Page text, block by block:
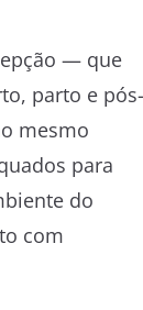
— que
parto e pós-
mesmo
para
do
com